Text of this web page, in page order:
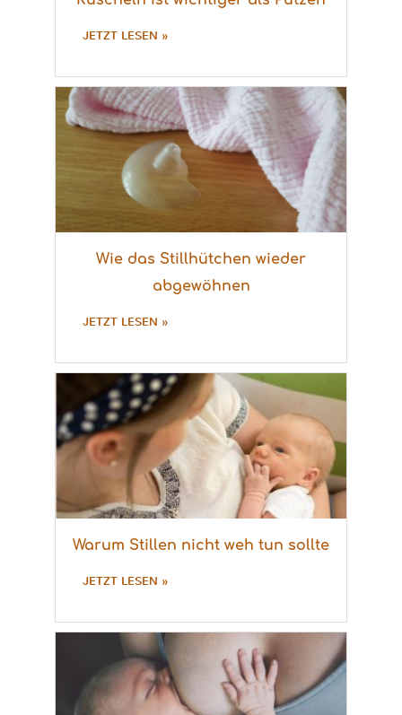
JETZT LESEN »
Wie das Stillhütchen wieder
abgewöhnen
JETZT LESEN »
Warum Stillen nicht weh tun sollte
JETZT LESEN »